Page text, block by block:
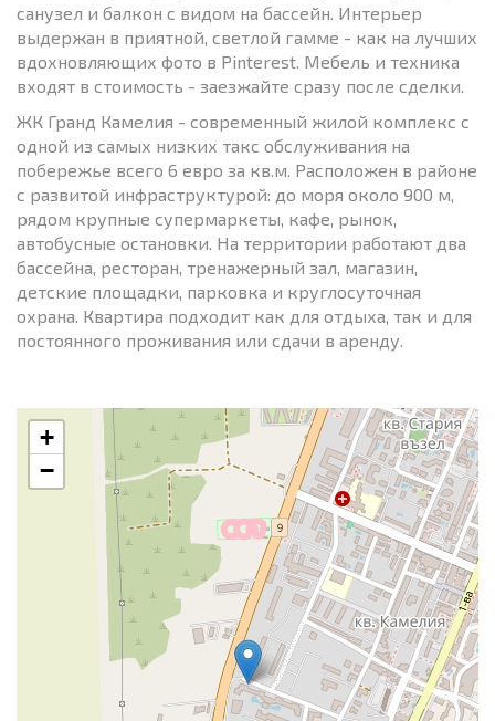
санузел и балкон с видом на бассейн. Интерьер
выдержан в приятной, светлой гамме - как на лучших
вдохновляющих фото в Pinterest. Мебель и техника
входят в стоимость - заезжайте сразу после сделки.
ЖК Гранд Камелия - современный жилой комплекс с
одной из самых низких такс обслуживания на
побережье всего 6 евро за кв.м. Расположен в районе
с развитой инфраструктурой: до моря около 900 м,
рядом крупные супермаркеты, кафе, рынок,
автобусные остановки. На территории работают два
бассейна, ресторан, тренажерный зал, магазин,
детские площадки, парковка и круглосуточная
охрана. Квартира подходит как для отдыха, так и для
постоянного проживания или сдачи в аренду.
+
−